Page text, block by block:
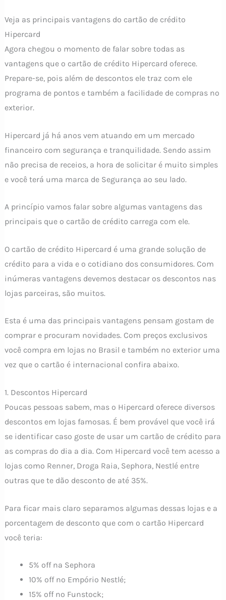
Veja as principais vantagens do cartão de crédito
Hipercard
Agora chegou o momento de falar sobre todas as
vantagens que o cartão de crédito Hipercard oferece.
Prepare-se, pois além de descontos ele traz com ele
programa de pontos e também a facilidade de compras no
exterior.
Hipercard já há anos vem atuando em um mercado
financeiro com segurança e tranquilidade. Sendo assim
não precisa de receios, a hora de solicitar é muito simples
e você terá uma marca de Segurança ao seu lado.
A princípio vamos falar sobre algumas vantagens das
principais que o cartão de crédito carrega com ele.
O cartão de crédito Hipercard é uma grande solução de
crédito para a vida e o cotidiano dos consumidores. Com
inúmeras vantagens devemos destacar os descontos nas
lojas parceiras, são muitos.
Esta é uma das principais vantagens pensam gostam de
comprar e procuram novidades. Com preços exclusivos
você compra em lojas no Brasil e também no exterior uma
vez que o cartão é internacional confira abaixo.
1. Descontos Hipercard
Poucas pessoas sabem, mas o Hipercard oferece diversos
descontos em lojas famosas. É bem provável que você irá
se identificar caso goste de usar um cartão de crédito para
as compras do dia a dia. Com Hipercard você tem acesso a
lojas como Renner, Droga Raia, Sephora, Nestlé entre
outras que te dão desconto de até 35%.
Para ficar mais claro separamos algumas dessas lojas e a
porcentagem de desconto que com o cartão Hipercard
você teria:
5% off na Sephora
10% off no Empório Nestlé;
15% off no Funstock;